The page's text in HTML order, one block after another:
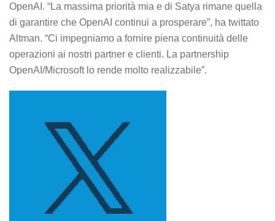
OpenAI. “La massima priorità mia e di Satya rimane quella
di garantire che OpenAI continui a prosperare”, ha twittato
Altman. “Ci impegniamo a fornire piena continuità delle
operazioni ai nostri partner e clienti. La partnership
OpenAI/Microsoft lo rende molto realizzabile”.